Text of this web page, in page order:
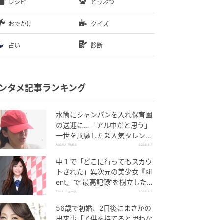
レシピ どうぶつ
おでかけ クイズ
占い 診断
タメ記事ランキング
水筒にシャンパンを入れ保育園
の送迎に…「アル中だと思う」
一世を風靡した超人気タレン
ト、酒漬けだった日々を告白
ABEMA TIMES 2026.8.7
中１で「どこに行ってもスカウ
トされた」異次元の美少女『sil
ent』で“最高記録”を樹立した
「反則級」の【トップ女優】
TRILL ニュース 2026.8.7
56歳で初婚、2日後にまさかの
出来事「子供を持てると思わな